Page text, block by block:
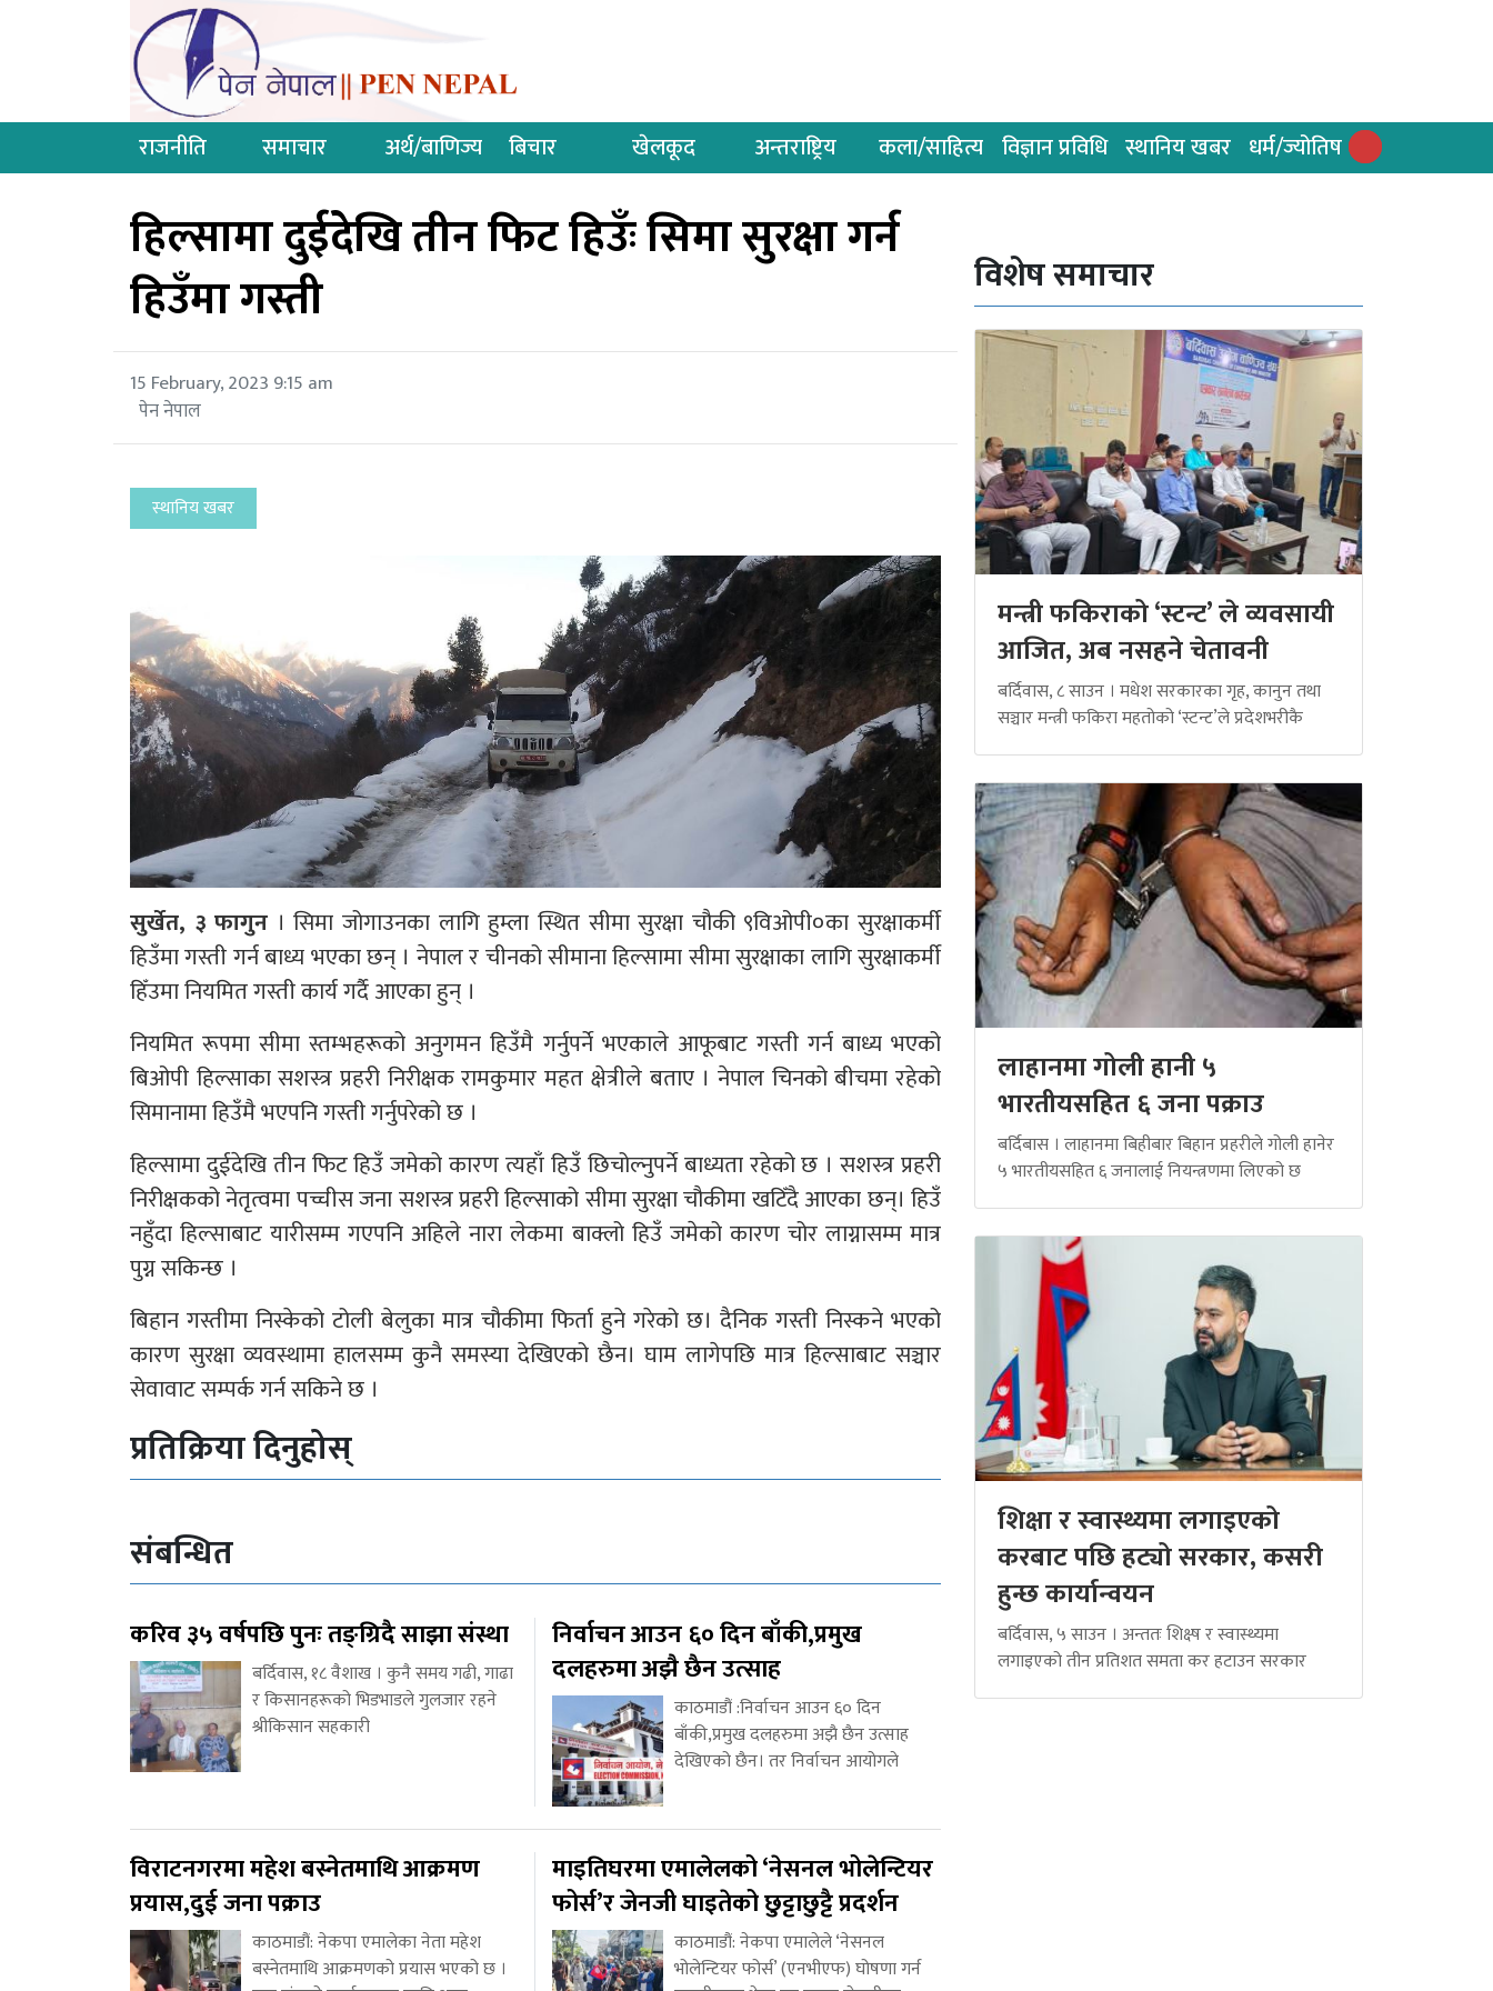
राजनीति समाचार अर्थ/बाणिज्य बिचार खेलकूद अन्तराष्ट्रिय कला/साहित्य विज्ञान प्रविधि स्थानिय खबर धर्म/ज्योतिष
हिल्सामा दुईदेखि तीन फिट हिउँः सिमा सुरक्षा गर्न
हिउँमा गस्ती
15 February, 2023 9:15 am
पेन नेपाल
स्थानिय खबर
सुर्खेत, ३ फागुन । सिमा जोगाउनका लागि हुम्ला स्थित सीमा सुरक्षा चौकी ९विओपी०का सुरक्षाकर्मी
हिउँमा गस्ती गर्न बाध्य भएका छन् । नेपाल र चीनको सीमाना हिल्सामा सीमा सुरक्षाका लागि सुरक्षाकर्मी
हिँउमा नियमित गस्ती कार्य गर्दै आएका हुन् ।
नियमित रूपमा सीमा स्तम्भहरूको अनुगमन हिउँमै गर्नुपर्ने भएकाले आफूबाट गस्ती गर्न बाध्य भएको
बिओपी हिल्साका सशस्त्र प्रहरी निरीक्षक रामकुमार महत क्षेत्रीले बताए । नेपाल चिनको बीचमा रहेको
सिमानामा हिउँमै भएपनि गस्ती गर्नुपरेको छ ।
हिल्सामा दुईदेखि तीन फिट हिउँ जमेको कारण त्यहाँ हिउँ छिचोल्नुपर्ने बाध्यता रहेको छ । सशस्त्र प्रहरी
निरीक्षकको नेतृत्वमा पच्चीस जना सशस्त्र प्रहरी हिल्साको सीमा सुरक्षा चौकीमा खटिँदै आएका छन्। हिउँ
नहुँदा हिल्साबाट यारीसम्म गएपनि अहिले नारा लेकमा बाक्लो हिउँ जमेको कारण चोर लाग्नासम्म मात्र
पुग्न सकिन्छ ।
बिहान गस्तीमा निस्केको टोली बेलुका मात्र चौकीमा फिर्ता हुने गरेको छ। दैनिक गस्ती निस्कने भएको
कारण सुरक्षा व्यवस्थामा हालसम्म कुनै समस्या देखिएको छैन। घाम लागेपछि मात्र हिल्साबाट सञ्चार
सेवावाट सम्पर्क गर्न सकिने छ ।
प्रतिक्रिया दिनुहोस्
संबन्धित
करिव ३५ वर्षपछि पुनः तङ्ग्रिदै साझा संस्था
बर्दिवास, १८ वैशाख । कुनै समय गढी, गाढा
र किसानहरूको भिडभाडले गुलजार रहने
श्रीकिसान सहकारी
निर्वाचन आउन ६० दिन बाँकी,प्रमुख
दलहरुमा अझै छैन उत्साह
काठमाडौं :निर्वाचन आउन ६० दिन
बाँकी,प्रमुख दलहरुमा अझै छैन उत्साह
देखिएको छैन। तर निर्वाचन आयोगले
विराटनगरमा महेश बस्नेतमाथि आक्रमण
प्रयास,दुई जना पक्राउ
काठमाडौं: नेकपा एमालेका नेता महेश
बस्नेतमाथि आक्रमणको प्रयास भएको छ ।
माइतिघरमा एमालेलको ‘नेसनल भोलेन्टियर
फोर्स’र जेनजी घाइतेको छुट्टाछुट्टै प्रदर्शन
काठमाडौं: नेकपा एमालेले ‘नेसनल
भोलेन्टियर फोर्स’ (एनभीएफ) घोषणा गर्न
विशेष समाचार
मन्त्री फकिराको ‘स्टन्ट’ ले व्यवसायी
आजित, अब नसहने चेतावनी
बर्दिवास, ८ साउन । मधेश सरकारका गृह, कानुन तथा
सञ्चार मन्त्री फकिरा महतोको ‘स्टन्ट’ले प्रदेशभरीकै
लाहानमा गोली हानी ५
भारतीयसहित ६ जना पक्राउ
बर्दिबास । लाहानमा बिहीबार बिहान प्रहरीले गोली हानेर
५ भारतीयसहित ६ जनालाई नियन्त्रणमा लिएको छ
शिक्षा र स्वास्थ्यमा लगाइएको
करबाट पछि हट्यो सरकार, कसरी
हुन्छ कार्यान्वयन
बर्दिवास, ५ साउन । अन्ततः शिक्ष्ष र स्वास्थ्यमा
लगाइएको तीन प्रतिशत समता कर हटाउन सरकार